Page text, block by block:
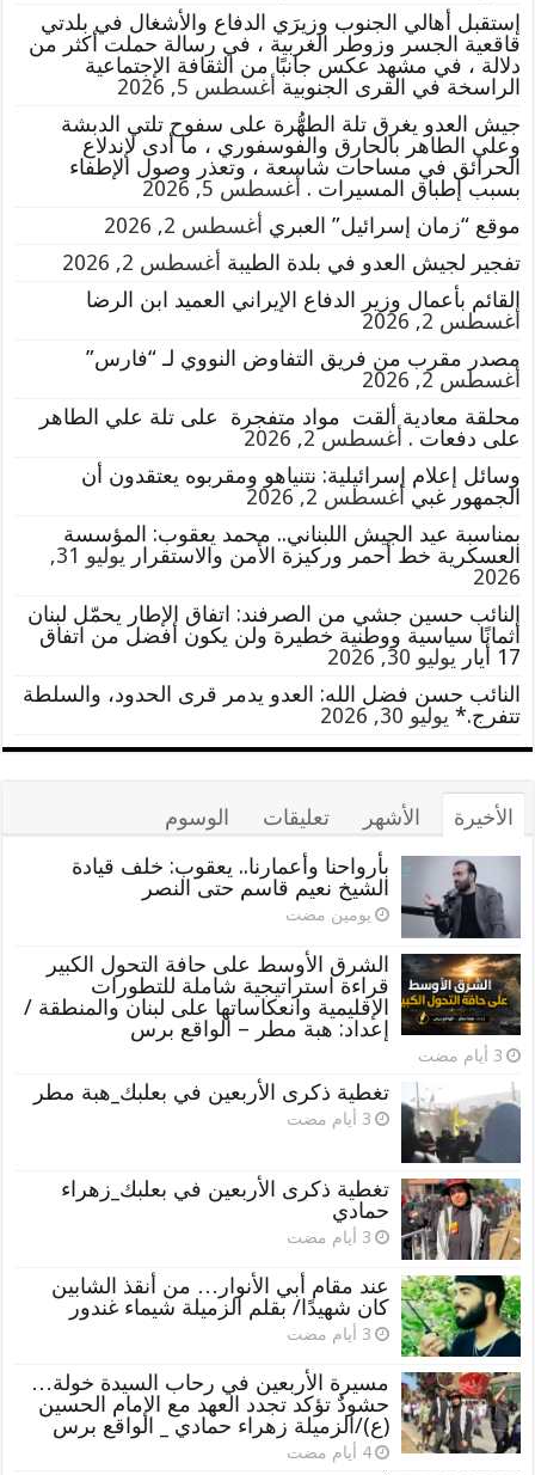
إستقبل أهالي الجنوب وزيرَي الدفاع والأشغال في بلدتي
قاقعية الجسر وزوطر الغربية ، في رسالة حملت أكثر من
دلالة ، في مشهد عكس جانبًا من الثقافة الإجتماعية
الراسخة في القرى الجنوبية أغسطس 5, 2026
جيش العدو يغرق تلة الطهُّرة على سفوح تلتي الدبشة
وعلي الطاهر بالحارق والفوسفوري ، ما أدى لإندلاع
الحرائق في مساحات شاسعة ، وتعذر وصول الإطفاء
بسبب إطباق المسيرات . أغسطس 5, 2026
موقع “زمان إسرائيل” العبري أغسطس 2, 2026
تفجير لجيش العدو في بلدة الطيبة أغسطس 2, 2026
القائم بأعمال وزير الدفاع الإيراني العميد ابن الرضا
أغسطس 2, 2026
مصدر مقرب من فريق التفاوض النووي لـ “فارس”
أغسطس 2, 2026
محلقة معادية ألقت مواد متفجرة على تلة علي الطاهر
على دفعات . أغسطس 2, 2026
وسائل إعلام إسرائيلية: نتنياهو ومقربوه يعتقدون أن
الجمهور غبي أغسطس 2, 2026
بمناسبة عيد الجيش اللبناني.. محمد يعقوب: المؤسسة
العسكرية خط أحمر وركيزة الأمن والاستقرار
يوليو 31,
2026
النائب حسين جشي من الصرفند: اتفاق الإطار يحمّل لبنان
أثمانًا سياسية ووطنية خطيرة ولن يكون أفضل من اتفاق
17 أيار
يوليو 30, 2026
النائب حسن فضل الله: العدو يدمر قرى الحدود، والسلطة
تتفرج.* يوليو 30, 2026
الأخيرة الأشهر تعليقات
الوسوم
بأرواحنا وأعمارنا.. يعقوب: خلف قيادة
الشيخ نعيم قاسم حتى النصر
‏يومين مضت
الشرق الأوسط على حافة التحول الكبير
قراءة استراتيجية شاملة للتطورات
الإقليمية وانعكاساتها على لبنان والمنطقة /
إعداد: هبة مطر – الواقع برس
تغطية ذكرى الأربعين في بعلبك_هبة مطر
تغطية ذكرى الأربعين في بعلبك_زهراء
حمادي
عند مقام أبي الأنوار… من أنقذ الشابين
كان شهيدًا/ بقلم الزميلة شيماء غندور
مسيرة الأربعين في رحاب السيدة خولة…
حشودٌ تؤكد تجدد العهد مع الإمام الحسين
(ع)/الزميلة زهراء حمادي _ الواقع برس
‏4 أيام مضت